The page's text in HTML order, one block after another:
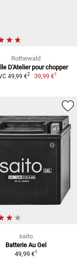
Rothewald
D'Atelier pour chopper
49,99 €2 39,99 €1
saito
Batterie Au Gel
49,99 €1